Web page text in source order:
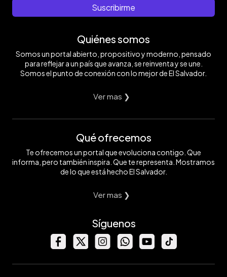
Suscribirme
Quiénes somos
Somos un portal abierto, propositivo y moderno, pensado
para reflejar a un país que avanza, se reinventa y se une.
Somos el punto de conexión con lo mejor de El Salvador.
Ver mas ❯
Qué ofrecemos
Te ofrecemos un portal que evoluciona contigo. Que
informa, pero también inspira. Que te representa. Mostramos
de lo que está hecho El Salvador.
Ver mas ❯
Síguenos